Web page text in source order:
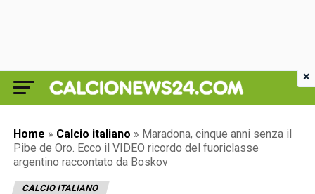
Home » Calcio italiano » Maradona, cinque anni senza il
Pibe de Oro. Ecco il VIDEO ricordo del fuoriclasse
argentino raccontato da Boskov
CALCIO ITALIANO
×